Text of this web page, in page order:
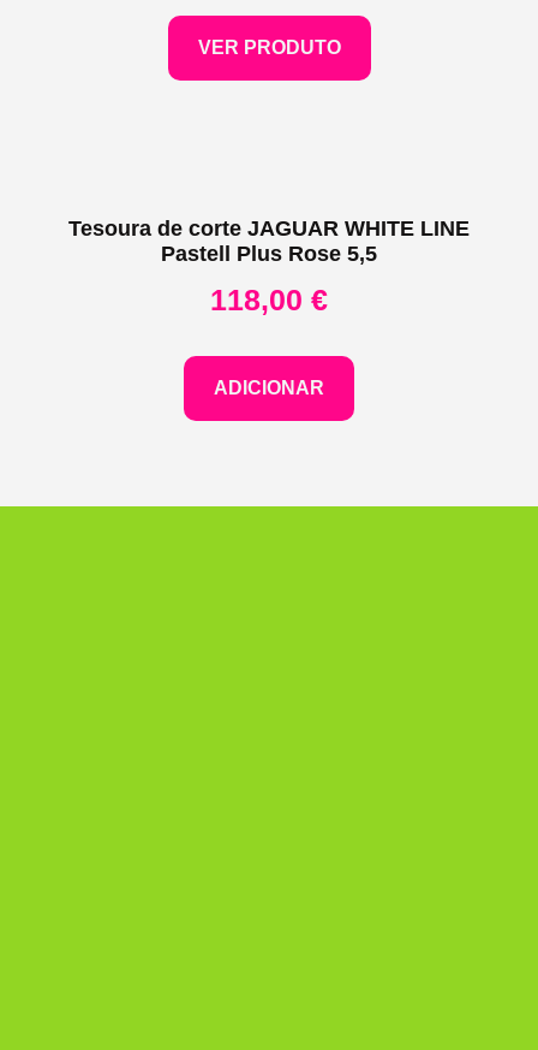
VER PRODUTO
Tesoura de corte JAGUAR WHITE LINE
Pastell Plus Rose 5,5
118,00 €
ADICIONAR